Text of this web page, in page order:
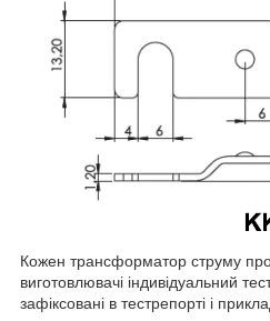
Кожен трансформатор струму
виготовлювачі індивідуальний
зафіксовані в тестрепорті і